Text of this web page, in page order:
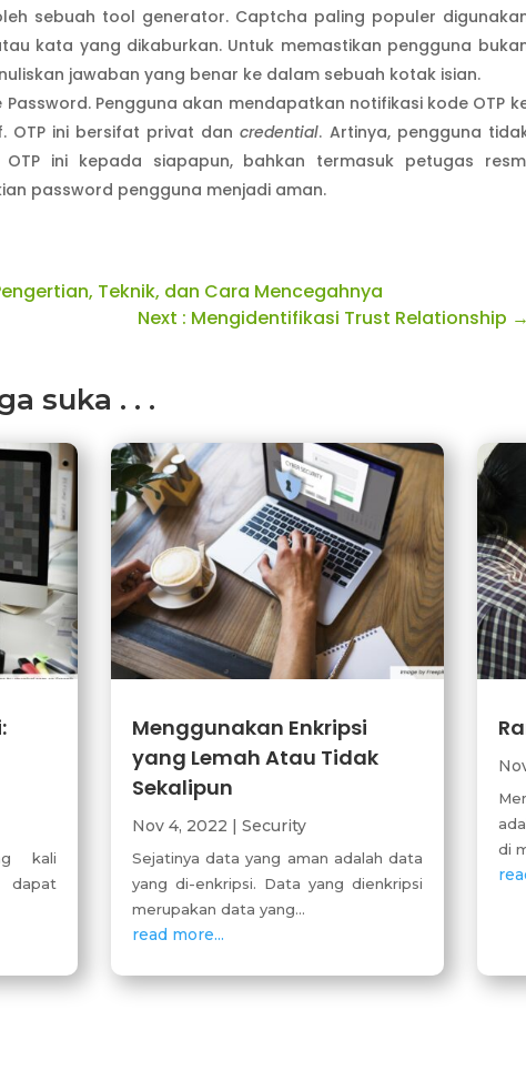
sebuah tool generator. Captcha paling populer
kata yang dikaburkan. Untuk memastikan pengguna
jawaban yang benar ke dalam sebuah kotak isian.
Password. Pengguna akan mendapatkan notifikasi kode OTP
OTP ini bersifat privat dancredential. Artinya, pengguna
ini kepada siapapun, bahkan termasuk petugas
password pengguna menjadi aman.
Teknik, dan Cara Mencegahnya
Next : Mengidentifikasi Trust Relationship →
suka . . .
kali
dapat
Menggunakan Enkripsi
yang Lemah Atau Tidak
Sekalipun
Nov 4, 2022 Security
Sejatinya data yang aman adalah data
yang di-enkripsi. Data yang dienkripsi
merupakan data yang...
read more...
di